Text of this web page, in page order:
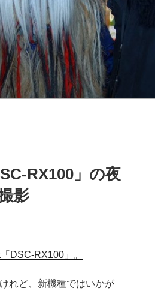
RX100」の夜
影
DSC-RX100」。
れど、新機種ではいかが